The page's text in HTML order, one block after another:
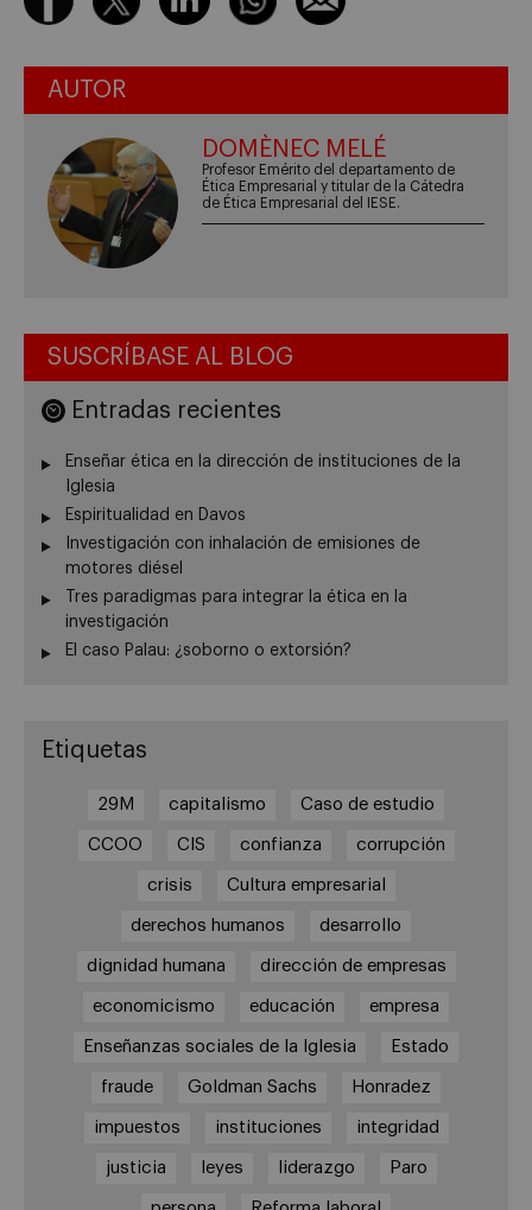
AUTOR
DOMÈNEC MELÉ
Profesor Emérito del departamento de
Ética Empresarial y titular de la Cátedra
de Ética Empresarial del IESE.
SUSCRÍBASE AL BLOG
Entradas recientes
Enseñar ética en la dirección de instituciones de la
Iglesia
Espiritualidad en Davos
Investigación con inhalación de emisiones de
motores diésel
Tres paradigmas para integrar la ética en la
investigación
El caso Palau: ¿soborno o extorsión?
Etiquetas
29M capitalismo Caso de estudio
CCOO CIS confianza corrupción
crisis Cultura empresarial
derechos humanos desarrollo
dignidad humana dirección de empresas
economicismo educación empresa
Enseñanzas sociales de la Iglesia Estado
fraude Goldman Sachs Honradez
impuestos instituciones integridad
justicia leyes liderazgo Paro